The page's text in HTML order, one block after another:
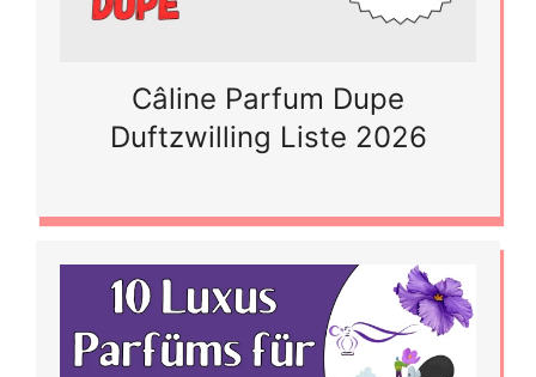
Câline Parfum Dupe
Duftzwilling Liste 2026